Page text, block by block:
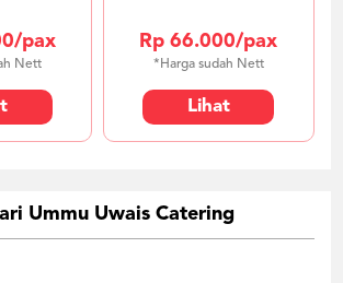
pax
Nett
Rp 66.000/pax
*Harga sudah Nett
Lihat
Ummu Uwais Catering